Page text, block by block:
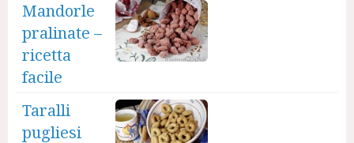
Mandorle
pralinate –
ricetta
facile
Taralli
pugliesi